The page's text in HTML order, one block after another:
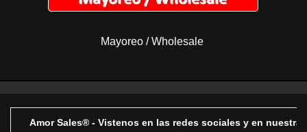
Mayoreo / Wholesale
Amor Sales® - Vistenos en las redes sociales y en nuestra